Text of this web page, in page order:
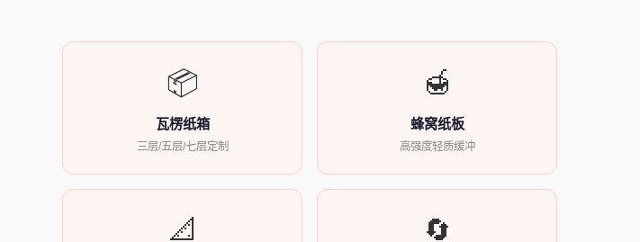
📦
瓦楞纸箱
三层/五层/七层定制
🍯
蜂窝纸板
高强度轻质缓冲
📐 🔄